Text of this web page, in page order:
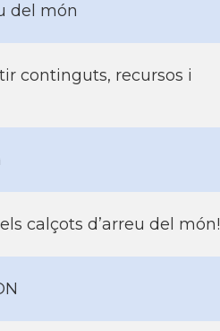
del món
continguts, recursos i
calçots d’arreu del món!